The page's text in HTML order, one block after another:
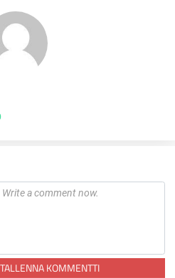
TALLENNA KOMMENTTI